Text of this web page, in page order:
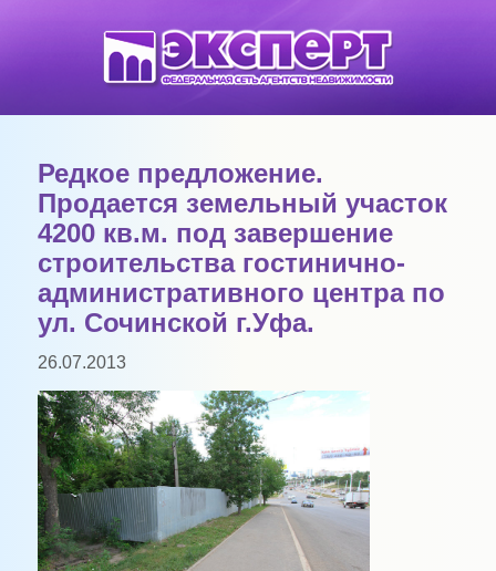
Редкое предложение.
Продается земельный участок
4200 кв.м. под завершение
строительства гостинично-
административного центра по
ул. Сочинской г.Уфа.
26.07.2013